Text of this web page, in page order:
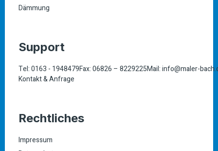
Dämmung
Support
Tel: 0163 - 1948479Fax: 06826 – 8229225Mail: info@maler-
Kontakt & Anfrage
Rechtliches
Impressum